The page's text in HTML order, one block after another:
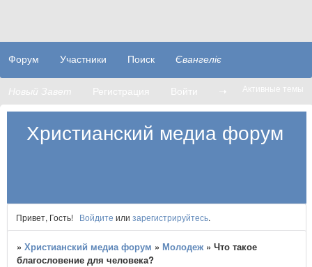
Христианский медиа форум
Форум Участники Поиск Євангеліє
Новый Завет Регистрация Войти ➝ Активные темы
Привет, Гость! Войдите или зарегистрируйтесь.
»Христианский медиа форум » Молодеж »Что такое
благословение для человека?